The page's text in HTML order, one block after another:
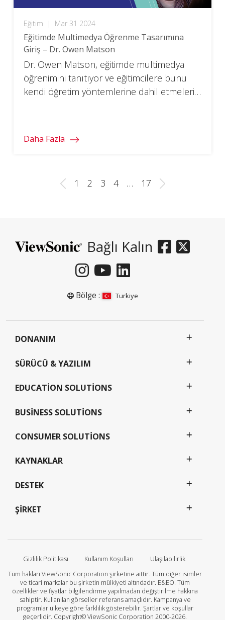
Eğitim | Mar 31 2024
Eğitimde Multimedya Öğrenme Tasarımına
Giriş – Dr. Owen Matson
Dr. Owen Matson, eğitimde multimedya
öğrenimini tanıtıyor ve eğitimcilere bunu
kendi öğretim yöntemlerine dahil etmeleri
Daha Fazla
1 2 3 4 … 17
Bağlı Kalın
Bölge : Turkiye
DONANIM
SÜRÜCÜ & YAZILIM
EDUCATION SOLUTIONS
BUSINESS SOLUTIONS
CONSUMER SOLUTIONS
KAYNAKLAR
DESTEK
ŞIRKET
Gizlilik Politikası Kullanım Koşulları
Ulaşılabilirlik
Tüm hakları ViewSonic Corporation şirketine aittir. Tüm diğer isimler
ve ticari markalar bu şirketin mülkiyeti altındadır. E&EO. Tüm
özellikler ve fiyatlar bilgilendirme yapılmadan değiştirilme hakkına
sahiptir. Kullanılan görseller referans amaçlıdır. Kampanya ve
programlar ülkeye göre farklılık gösterebilir. Şartlar ve koşullar
geçerlidir. Copyright© ViewSonic Corporation 2000-2026.